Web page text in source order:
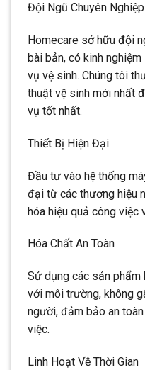
Đội Ngũ Chuyên Nghiệp
Homecare sở hữu đội
bài bản, có kinh
vụ vệ sinh. Chúng tôi
thuật vệ sinh mới nhất
vụ tốt nhất.
Thiết Bị Hiện Đại
Đầu tư vào hệ thống
đại từ các thương hiệu
hóa hiệu quả công việc
Hóa Chất An Toàn
Sử dụng các sản phẩm
với môi trường, không
người, đảm bảo an
việc.
Linh Hoạt Về Thời Gian